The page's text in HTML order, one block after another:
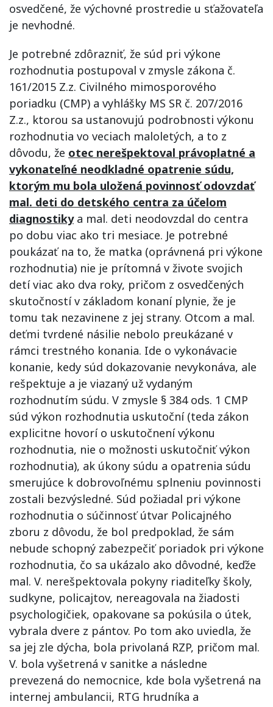
osvedčené, že výchovné prostredie u sťažovateľa
je nevhodné.
Je potrebné zdôrazniť, že súd pri výkone
rozhodnutia postupoval v zmysle zákona č.
161/2015 Z.z. Civilného mimosporového
poriadku (CMP) a vyhlášky MS SR č. 207/2016
Z.z., ktorou sa ustanovujú podrobnosti výkonu
rozhodnutia vo veciach maloletých, a to z
dôvodu, že otec nerešpektoval právoplatné a
vykonateľné neodkladné opatrenie súdu,
ktorým mu bola uložená povinnosť odovzdať
mal. deti do detského centra za účelom
diagnostikya mal. deti neodovzdal do centra
po dobu viac ako tri mesiace. Je potrebné
poukázať na to, že matka (oprávnená pri výkone
rozhodnutia) nie je prítomná v živote svojich
detí viac ako dva roky, pričom z osvedčených
skutočností v základom konaní plynie, že je
tomu tak nezavinene z jej strany. Otcom a mal.
deťmi tvrdené násilie nebolo preukázané v
rámci trestného konania. Ide o vykonávacie
konanie, kedy súd dokazovanie nevykonáva, ale
rešpektuje a je viazaný už vydaným
rozhodnutím súdu. V zmysle § 384 ods. 1 CMP
súd výkon rozhodnutia uskutoční (teda zákon
explicitne hovorí o uskutočnení výkonu
rozhodnutia, nie o možnosti uskutočniť výkon
rozhodnutia), ak úkony súdu a opatrenia súdu
smerujúce k dobrovoľnému splneniu povinnosti
zostali bezvýsledné. Súd požiadal pri výkone
rozhodnutia o súčinnosť útvar Policajného
zboru z dôvodu, že bol predpoklad, že sám
nebude schopný zabezpečiť poriadok pri výkone
rozhodnutia, čo sa ukázalo ako dôvodné, keďže
mal. V. nerešpektovala pokyny riaditeľky školy,
sudkyne, policajtov, nereagovala na žiadosti
psychologičiek, opakovane sa pokúsila o útek,
vybrala dvere z pántov. Po tom ako uviedla, že
sa jej zle dýcha, bola privolaná RZP, pričom mal.
V. bola vyšetrená v sanitke a následne
prevezená do nemocnice, kde bola vyšetrená na
internej ambulancii, RTG hrudníka a